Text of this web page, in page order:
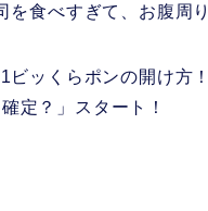
食べすぎて、お腹周
ビッくらポンの開け方
定？」スタート！